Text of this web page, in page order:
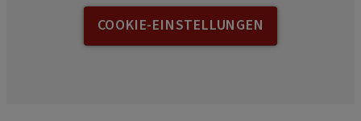
COOKIE-EINSTELLUNGEN